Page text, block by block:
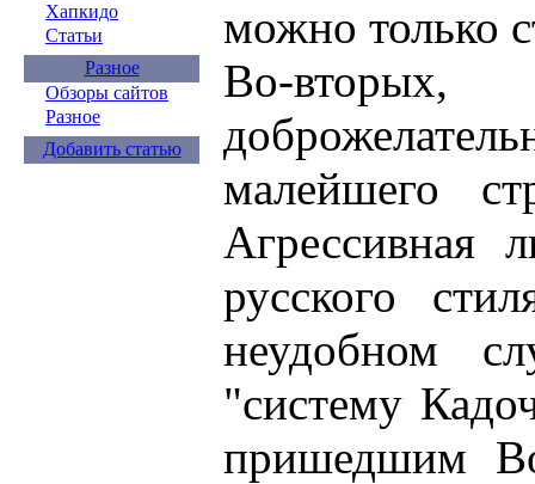
Хапкидо
Статьи
Разное
Обзоры сайтов
Разное
Добавить статью
можно только
Во-
малейшего
Агрессивная
русского
неудобном
"систему
пришедшим